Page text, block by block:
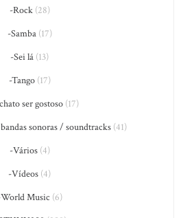
-Rock(28)
-Samba(17)
-Sei lá (13)
-Tango(17)
ser gostoso (17)
sonoras / soundtracks(41)
-Vários(4)
-Vídeos (4)
Music (6)